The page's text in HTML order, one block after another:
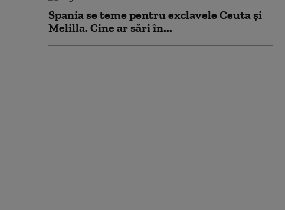
Spania se teme pentru exclavele Ceuta și
Melilla. Cine ar sări în...